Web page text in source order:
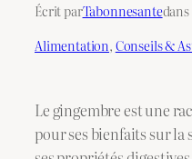
Écrit parTabonnesantedans
Alimentation, Conseils &
Le gingembre est une
pour ses bienfaits sur